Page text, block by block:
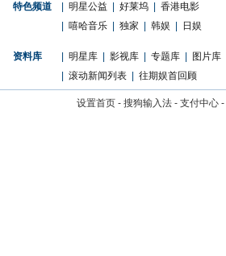
特色频道 明星公益 好莱坞
香港电影
嘻哈音乐 独家 韩娱 日娱
资料库 明星库 影视库 专题库
图片库
滚动新闻列表 往期娱首回顾
设置首页 - 搜狗输入法 - 支付中心 -